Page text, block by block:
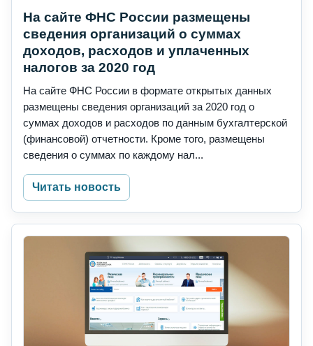
На сайте ФНС России размещены
сведения организаций о суммах
доходов, расходов и уплаченных
налогов за 2020 год
На сайте ФНС России в формате открытых данных
размещены сведения организаций за 2020 год о
суммах доходов и расходов по данным бухгалтерской
(финансовой) отчетности. Кроме того, размещены
сведения о суммах по каждому нал...
Читать новость